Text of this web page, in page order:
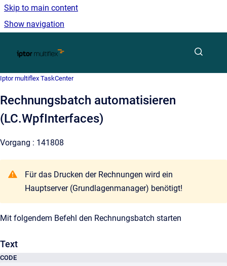
Skip to main content
Show navigation
Iptor multiflex TaskCenter
Rechnungsbatch automatisieren
(LC.WpfInterfaces)
Vorgang : 141808
Für das Drucken der Rechnungen wird ein
Hauptserver (Grundlagenmanager) benötigt!
Mit folgendem Befehl den Rechnungsbatch starten
Text
CODE